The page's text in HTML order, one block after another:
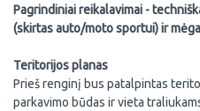
Pagrindiniai reikalavimai -
(skirtas auto/moto sportui) ir
Teritorijos planas
Prieš renginį bus patalpintas
parkavimo būdas ir vieta